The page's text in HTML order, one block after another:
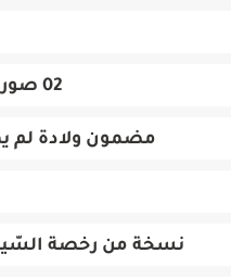
02 صور شمسيّة حديثة.
مضمون ولادة لم يمض
نسخة من رخصة